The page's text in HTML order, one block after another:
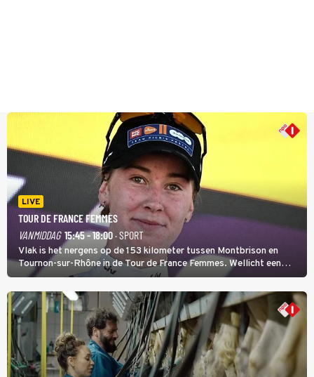
LIVE
TOUR DE FRANCE FEMMES
VANMIDDAG 15:45 - 18:00· SPORT
Vlak is het nergens op de 153 kilometer tussen Montbrison en
Tournon-sur-Rhône in de Tour de France Femmes. Wellicht een
kans voor Nienke Vinke, die vorig jaar de witte trui won.